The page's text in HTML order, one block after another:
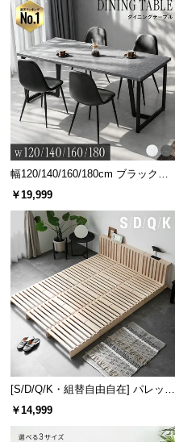
幅120/140/160/180cm ブラックフ
レーム ダイニング 大理石調 4人掛
￥19,999
[S/D/Q/K・組替自由自在] パレット
ベッド 8/12/16枚セット
￥14,999